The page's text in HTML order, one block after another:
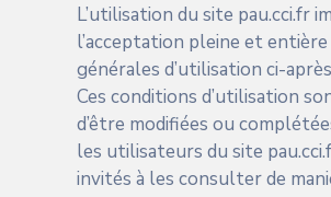
L’utilisation du site pau.cci.fr
l’acceptation pleine et
générales d’utilisation ci-
Ces conditions d’utilisation
d’être modifiées ou
les utilisateurs du site
invités à les consulter de